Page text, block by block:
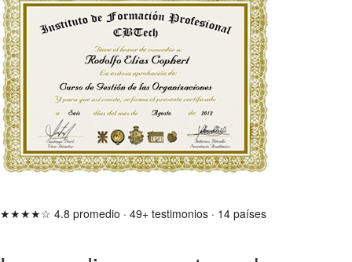
★★★★☆ 4.8 promedio · 49+ testimonios · 14 países